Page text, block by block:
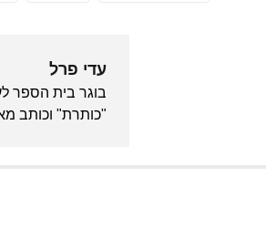
עדי פרל
בוגר בית הספר
"כותרת" וכותב